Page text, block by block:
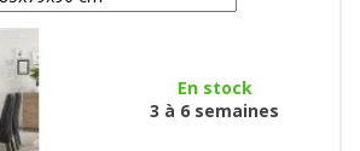
En stock
3 à 6 semaines